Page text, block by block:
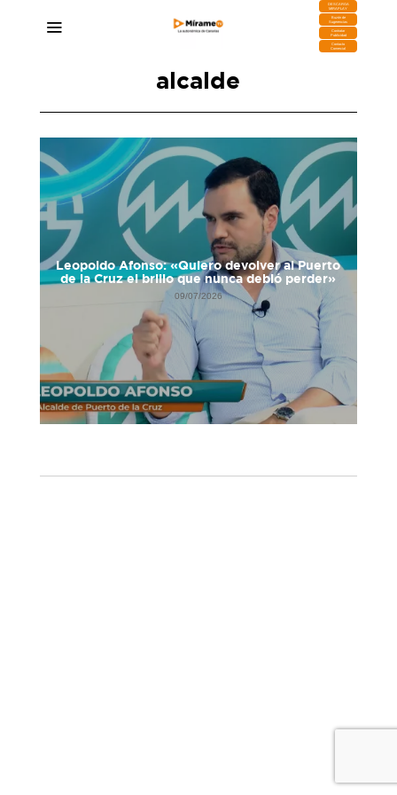
DESCARGA
MIRAPLAY
Buzón de
Sugerencias
Contratar
Publicidad
Contacto
Comercial
alcalde
Leopoldo Afonso: «Quiero devolver al Puerto
de la Cruz el brillo que nunca debió perder»
09/07/2026